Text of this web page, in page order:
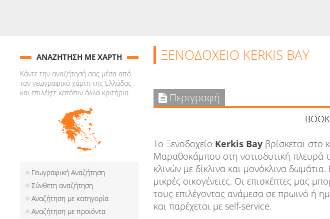
ΞΕΝΟΔΟΧΕΙΟ KERKIS BAY
Περιγραφή
Το Ξενοδοχείο Kerkis Bayβρίσκεται στο
Μαραθοκάμπου στη νοτιοδυτική πλευρά
κλινών με δίκλινα και μονόκλινα
μικρές οικογένειες. Οι επισκέπτες μας
τους επιλέγοντας ανάμεσα σε πρωινό ή
και παρέχεται με self-service.
ΑΝΑΖΗΤΗΣΗ ΜΕ ΧΑΡΤΗ
Κάντε την αναζήτησή σας μέσα από
τον γεωγραφικό χάρτη της Ελλάδας
και επιλέξτε κατόπιν άλλα κριτήρια.
Γεωγραφική Αναζήτηση
Σύνθετη αναζήτηση
Αναζήτηση με κατηγορία
Αναζήτηση με προιόντα